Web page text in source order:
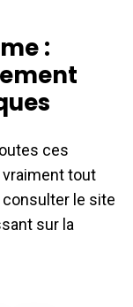
:
ces
tout
le site
sur la